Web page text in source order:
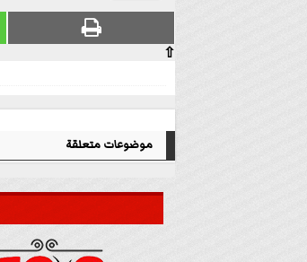
⇧
موضوعات متعلقة